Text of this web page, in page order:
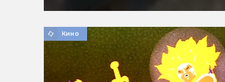
Кино